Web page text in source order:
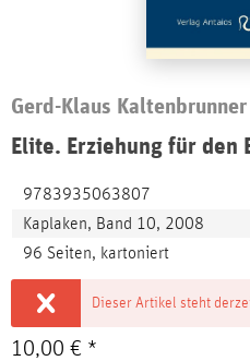
Gerd-Klaus Kaltenbrunner
Elite. Erziehung für den
9783935063807
Kaplaken, Band 10, 2008
96 Seiten, kartoniert
Dieser Artikel steht
10,00 € *